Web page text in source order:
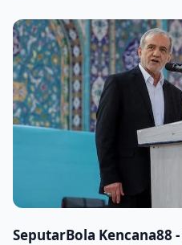
SeputarBola Kencana88 -